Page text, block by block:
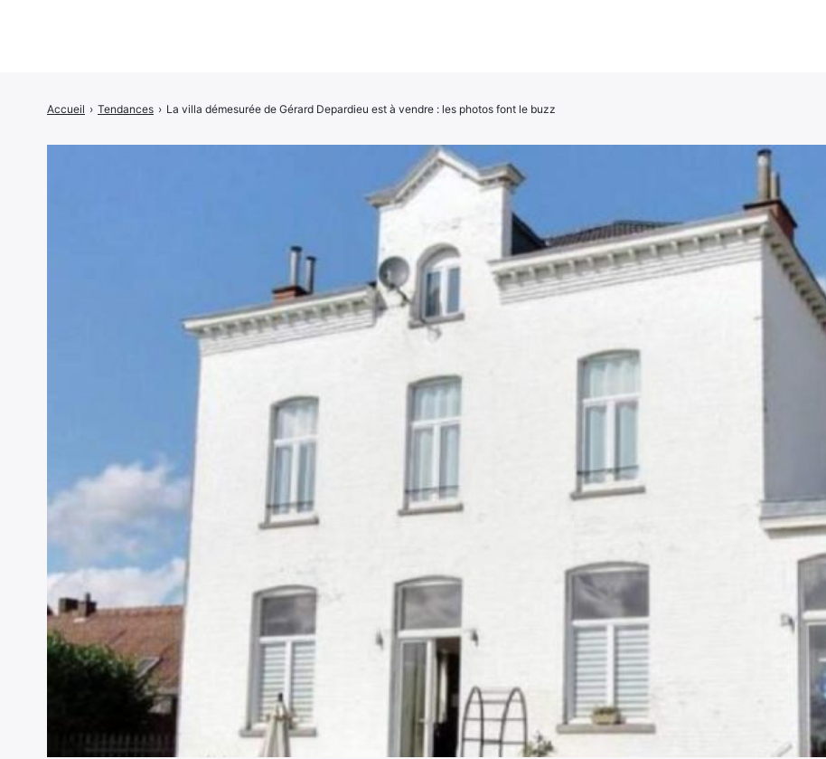
Accueil › Tendances › La villa démesurée de Gérard Depardieu est à vendre : les photos font le buzz